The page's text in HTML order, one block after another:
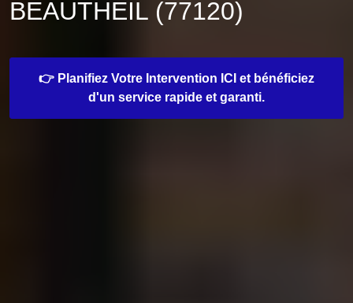
BEAUTHEIL (77120)
👉 Planifiez Votre Intervention ICI et bénéficiez
d'un service rapide et garanti.